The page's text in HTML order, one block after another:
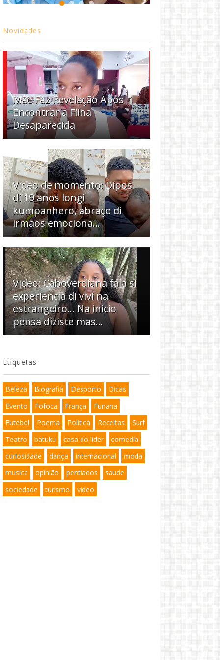
Novidades
Mãe Faz Revelação Após
Encontrar a Filha
Desaparecida
Video de momento: Dipos
di 19 anos longi
kumpanhero, abraço di
irmãos emociona…
Video: Caboverdiana fala si
experiencia di vivi na
estrangeiro... Na inicio
pensa diziste mas...
Etiquetas
Beleza Biografia Desporto
Dicas
Evento
Fofoca França
Funana
Futebol
Poema Politica Receitas
Surf
Teatro
batuku casa do lider
comedia
curiosidade
dança internacional
moda
musica
opinião pentiados
saude
sociedade
turismo video